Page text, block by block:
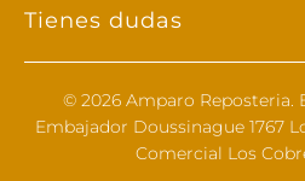
Tienes dudas
© 2026 Amparo Reposteria.
Embajador Doussinague 1767
Comercial Los